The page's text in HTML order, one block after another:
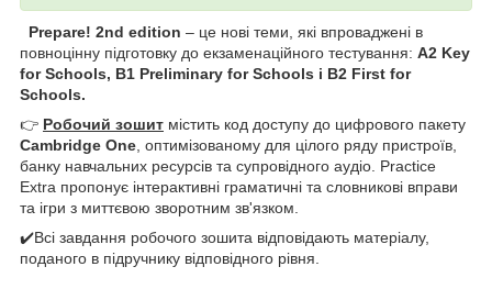
Prepare! 2nd edition – це нові теми, які впроваджені в
повноцінну підготовку до екзаменаційного тестування: A2 Key
for Schools, B1 Preliminary for Schools і B2 First for
Schools.
👉 Робочий зошит містить код доступу до цифрового пакету
Cambridge One , оптимізованому для цілого ряду пристроїв,
банку навчальних ресурсів та супровідного аудіо. Practice
Extra пропонує інтерактивні граматичні та словникові вправи
та ігри з миттєвою зворотним зв'язком.
✔️Всі завдання робочого зошита відповідають матеріалу,
поданого в підручнику відповідного рівня.